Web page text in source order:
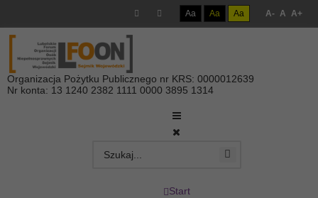
Aa Aa Aa A- A A+
Organizacja Pożytku Publicznego nr KRS: 0000012639
Nr konta: 13 1240 2382 1111 0000 3895 1314
Start